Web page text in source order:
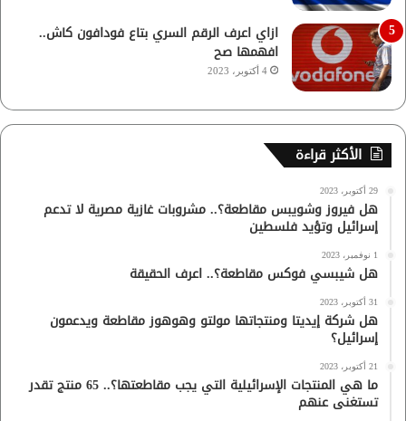
ازاي اعرف الرقم السري بتاع فودافون كاش..
افهمها صح
4 أكتوبر، 2023
الأكثر قراءة
29 أكتوبر، 2023
هل فيروز وشويبس مقاطعة؟.. مشروبات غازية مصرية لا تدعم
إسرائيل وتؤيد فلسطين
1 نوفمبر، 2023
هل شيبسي فوكس مقاطعة؟.. اعرف الحقيقة
31 أكتوبر، 2023
هل شركة إيديتا ومنتجاتها مولتو وهوهوز مقاطعة ويدعمون
إسرائيل؟
21 أكتوبر، 2023
ما هي المنتجات الإسرائيلية التي يجب مقاطعتها؟.. 65 منتج تقدر
تستغنى عنهم